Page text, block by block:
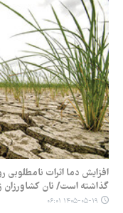
افزایش دما اثرات
گذاشته است/ نان
۱۴۰۵-۰۵-۱۹ ۰۶:۰۱